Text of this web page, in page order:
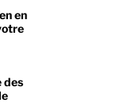
en
des